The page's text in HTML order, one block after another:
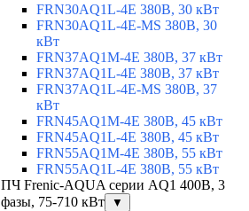
FRN30AQ1L-4E 380В, 30 кВт
FRN30AQ1L-4E-MS 380В, 30
кВт
FRN37AQ1M-4E 380В, 37 кВт
FRN37AQ1L-4E 380В, 37 кВт
FRN37AQ1L-4E-MS 380В, 37
кВт
FRN45AQ1M-4E 380В, 45 кВт
FRN45AQ1L-4E 380В, 45 кВт
FRN55AQ1M-4E 380В, 55 кВт
FRN55AQ1L-4E 380В, 55 кВт
ПЧ Frenic-AQUA серии AQ1 400В, 3
фазы, 75-710 кВт
▼